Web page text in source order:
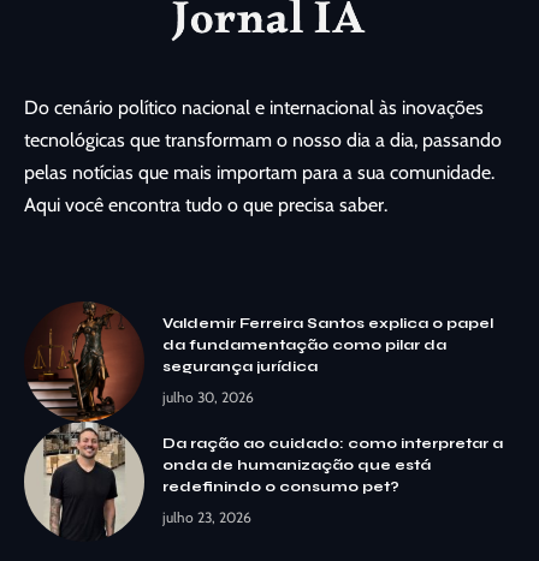
Do cenário político nacional e internacional às inovações
tecnológicas que transformam o nosso dia a dia, passando
pelas notícias que mais importam para a sua comunidade.
Aqui você encontra tudo o que precisa saber.
Valdemir Ferreira Santos explica o papel
da fundamentação como pilar da
segurança jurídica
julho 30, 2026
Da ração ao cuidado: como interpretar a
onda de humanização que está
redefinindo o consumo pet?
julho 23, 2026